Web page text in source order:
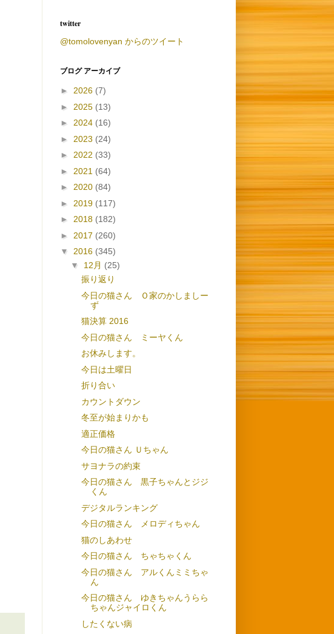
twitter
@tomolovenyan からのツイート
ブログ アーカイブ
► 2026 (7)
► 2025 (13)
► 2024 (16)
► 2023 (24)
► 2022 (33)
► 2021 (64)
► 2020 (84)
► 2019 (117)
► 2018 (182)
► 2017 (260)
▼ 2016 (345)
▼ 12月 (25)
振り返り
今日の猫さん Ｏ家のかしましー
ず
猫決算 2016
今日の猫さん ミーヤくん
お休みします。
今日は土曜日
折り合い
カウントダウン
冬至が始まりかも
適正価格
今日の猫さん Ｕちゃん
サヨナラの約束
今日の猫さん 黒子ちゃんとジジ
くん
デジタルランキング
今日の猫さん メロディちゃん
猫のしあわせ
今日の猫さん ちゃちゃくん
今日の猫さん アルくんミミちゃ
ん
今日の猫さん ゆきちゃんうらら
ちゃんジャイロくん
したくない病